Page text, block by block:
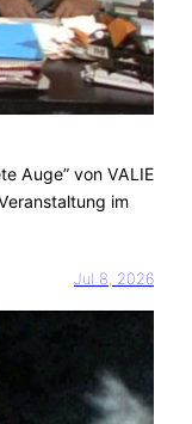
Auge” von VALIE
im
Jul 8, 2026